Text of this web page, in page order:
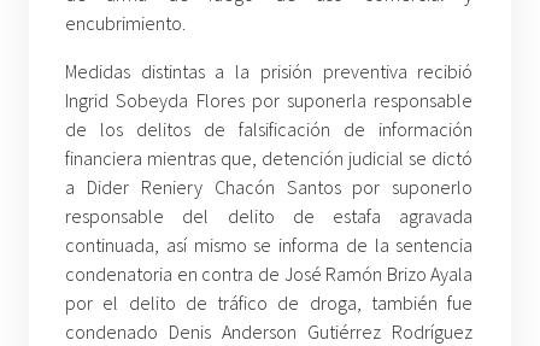
encubrimiento.
Medidas distintas a la prisión preventiva recibió
Ingrid Sobeyda Flores por suponerla responsable
de los delitos de falsificación de información
financiera mientras que, detención judicial se dictó
a Dider Reniery Chacón Santos por suponerlo
responsable del delito de estafa agravada
continuada, así mismo se informa de la sentencia
condenatoria en contra de José Ramón Brizo Ayala
por el delito de tráfico de droga, también fue
condenado Denis Anderson Gutiérrez Rodríguez